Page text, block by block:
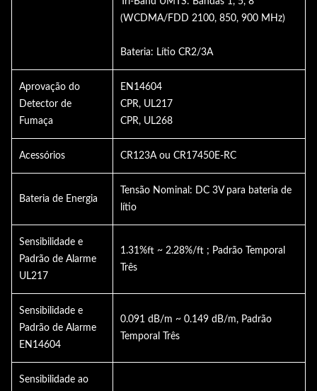
(WCDMA/FDD 2100, 850, 900 MHz)
Bateria: Lítio CR2/3A
Aprovação do
Detector de
Fumaça
EN14604
CPR, UL217
CPR, UL268
Acessórios CR123A ou CR17450E-RC
Bateria de Energia
Tensão Nominal: DC 3V para bateria de
lítio
Sensibilidade e
Padrão de Alarme
UL217
1.31%ft ~ 2.28%/ft ; Padrão Temporal
Três
Sensibilidade e
Padrão de Alarme
EN14604
0.091 dB/m ~ 0.149 dB/m, Padrão
Temporal Três
Sensibilidade ao